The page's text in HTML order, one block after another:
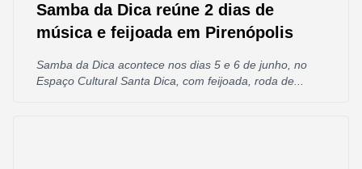
Samba da Dica reúne 2 dias de
música e feijoada em Pirenópolis
Samba da Dica acontece nos dias 5 e 6 de junho, no
Espaço Cultural Santa Dica, com feijoada, roda de...